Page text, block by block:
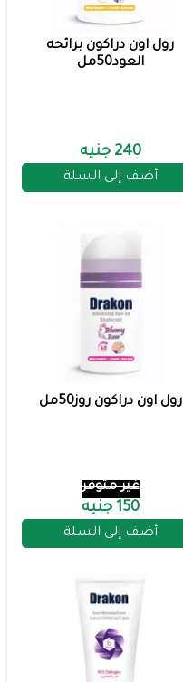
رول اون دراكون برائحه
العود50مل
240 جنيه
أضف إلى السلة
رول اون دراكون روز50مل
غير متوفر
150 جنيه
أضف إلى السلة